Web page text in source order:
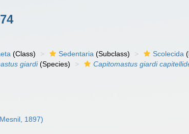
(Class) Sedentaria (Subclass) Scolecida
giardi(Species) Capitomastus giardi
1897)